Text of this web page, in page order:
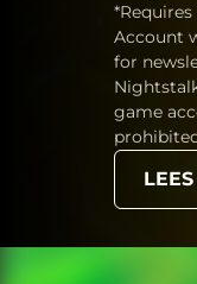
Account
for
game